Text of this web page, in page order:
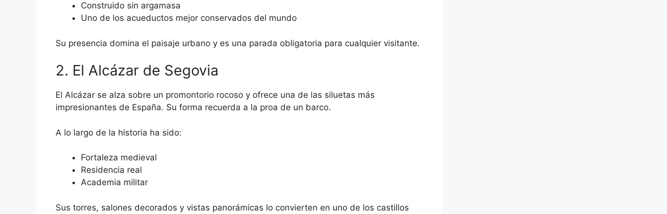
Construido sin argamasa
Uno de los acueductos mejor conservados del mundo
Su presencia domina el paisaje urbano y es una parada obligatoria para cualquier visitante.
2. El Alcázar de Segovia
El Alcázar se alza sobre un promontorio rocoso y ofrece una de las siluetas más
impresionantes de España. Su forma recuerda a la proa de un barco.
A lo largo de la historia ha sido:
Fortaleza medieval
Residencia real
Academia militar
Sus torres, salones decorados y vistas panorámicas lo convierten en uno de los castillos